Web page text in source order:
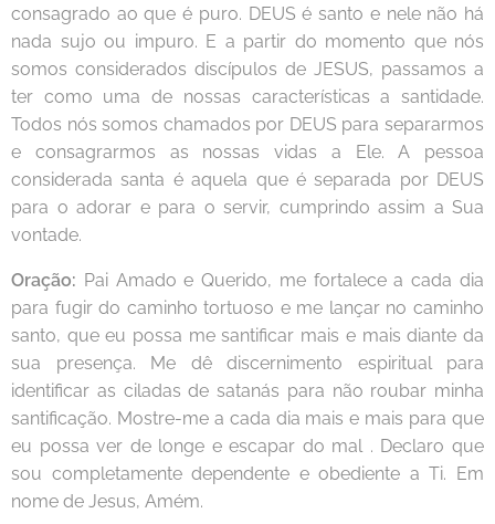
consagrado ao que é puro. DEUS é santo e nele não há
nada sujo ou impuro. E a partir do momento que nós
somos considerados discípulos de JESUS, passamos a
ter como uma de nossas características a santidade.
Todos nós somos chamados por DEUS para separarmos
e consagrarmos as nossas vidas a Ele. A pessoa
considerada santa é aquela que é separada por DEUS
para o adorar e para o servir, cumprindo assim a Sua
vontade.
Oração: Pai Amado e Querido, me fortalece a cada dia
para fugir do caminho tortuoso e me lançar no caminho
santo, que eu possa me santificar mais e mais diante da
sua presença. Me dê discernimento espiritual para
identificar as ciladas de satanás para não roubar minha
santificação. Mostre-me a cada dia mais e mais para que
eu possa ver de longe e escapar do mal . Declaro que
sou completamente dependente e obediente a Ti. Em
nome de Jesus, Amém.